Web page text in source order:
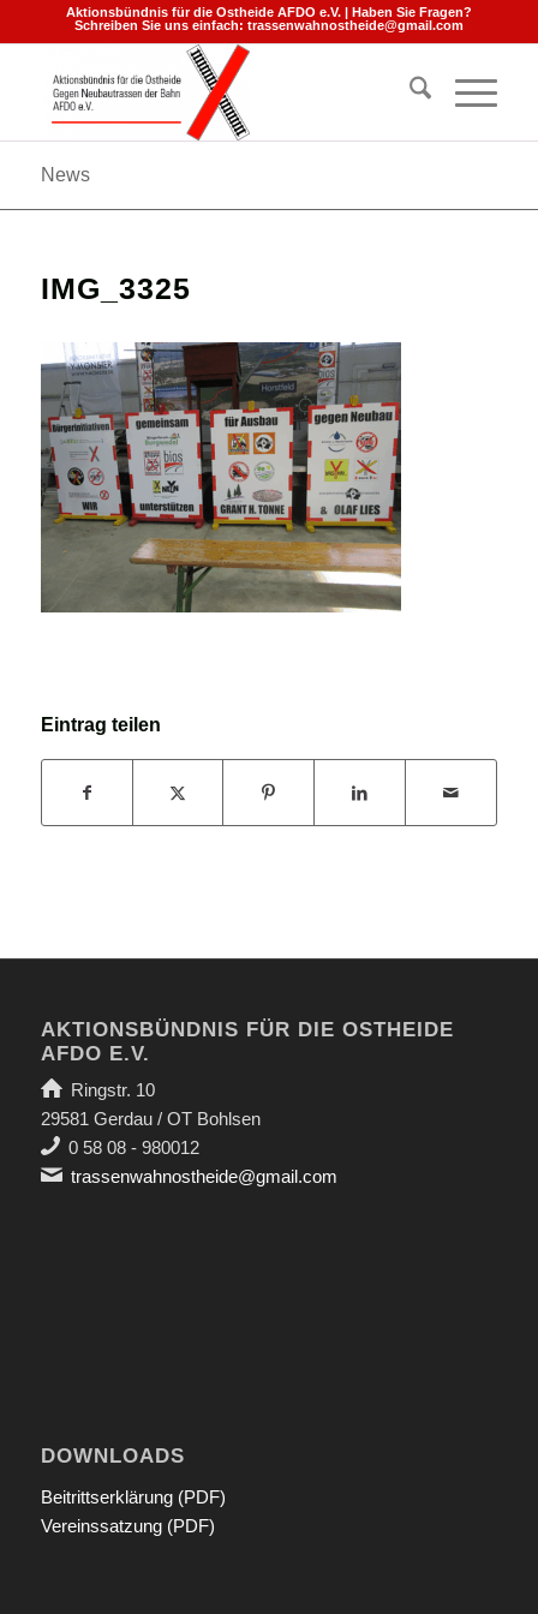
Aktionsbündnis für die Ostheide AFDO e.V. | Haben Sie Fragen?
Schreiben Sie uns einfach: trassenwahnostheide@gmail.com
News
IMG_3325
Eintrag teilen
AKTIONSBÜNDNIS FÜR DIE OSTHEIDE
AFDO E.V.
Ringstr. 10
29581 Gerdau / OT Bohlsen
0 58 08 - 980012
trassenwahnostheide@gmail.com
DOWNLOADS
Beitrittserklärung (PDF)
Vereinssatzung (PDF)